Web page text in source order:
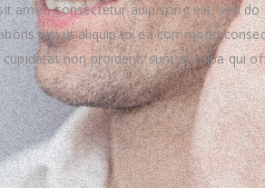
amet, consectetur adipiscing elit, sed
nisi ut aliquip ex ea commodo
non proident, sunt in culpa qui